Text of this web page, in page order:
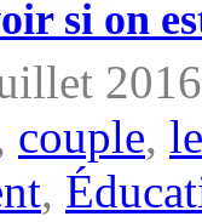
si on
couple,
,